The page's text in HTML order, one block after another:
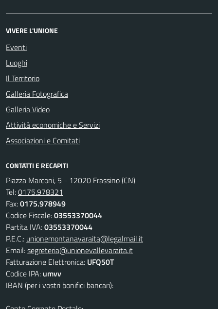
VIVERE L'UNIONE
Eventi
Luoghi
Il Territorio
Galleria Fotografica
Galleria Video
Attività economiche e Servizi
Associazioni e Comitati
CONTATTI E RECAPITI
Piazza Marconi, 5 - 12020 Frassino (CN)
Tel:0175.978321
Fax:0175.978949
Codice Fiscale:03553370044
Partita IVA:03553370044
P.E.C.: unionemontanavaraita@legalmail.it
Email:segreteria@unionevallevaraita.it
Fatturazione Elettronica: UFQ50T
Codice IPA: umvv
IBAN (per i vostri bonifici bancari):